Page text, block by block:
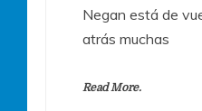
Negan está de
atrás muchas
Read More.